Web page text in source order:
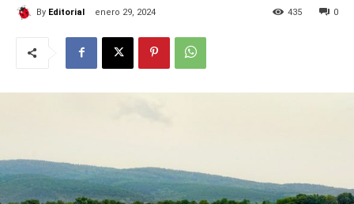
By Editorial enero 29, 2024 0
435